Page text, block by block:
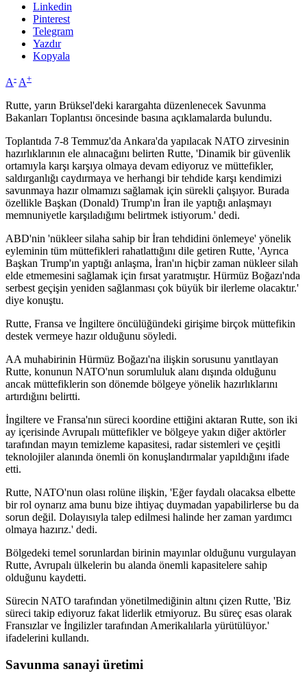
Linkedin
Pinterest
Telegram
Yazdır
Kopyala
A- A+
Rutte, yarın Brüksel'deki karargahta düzenlenecek Savunma
Bakanları Toplantısı öncesinde basına açıklamalarda bulundu.
Toplantıda 7-8 Temmuz'da Ankara'da yapılacak NATO zirvesinin
hazırlıklarının ele alınacağını belirten Rutte, 'Dinamik bir güvenlik
ortamıyla karşı karşıya olmaya devam ediyoruz ve müttefikler,
saldırganlığı caydırmaya ve herhangi bir tehdide karşı kendimizi
savunmaya hazır olmamızı sağlamak için sürekli çalışıyor. Burada
özellikle Başkan (Donald) Trump'ın İran ile yaptığı anlaşmayı
memnuniyetle karşıladığımı belirtmek istiyorum.' dedi.
ABD'nin 'nükleer silaha sahip bir İran tehdidini önlemeye' yönelik
eyleminin tüm müttefikleri rahatlattığını dile getiren Rutte, 'Ayrıca
Başkan Trump'ın yaptığı anlaşma, İran'ın hiçbir zaman nükleer silah
elde etmemesini sağlamak için fırsat yaratmıştır. Hürmüz Boğazı'nda
serbest geçişin yeniden sağlanması çok büyük bir ilerleme olacaktır.'
diye konuştu.
Rutte, Fransa ve İngiltere öncülüğündeki girişime birçok müttefikin
destek vermeye hazır olduğunu söyledi.
AA muhabirinin Hürmüz Boğazı'na ilişkin sorusunu yanıtlayan
Rutte, konunun NATO'nun sorumluluk alanı dışında olduğunu
ancak müttefiklerin son dönemde bölgeye yönelik hazırlıklarını
artırdığını belirtti.
İngiltere ve Fransa'nın süreci koordine ettiğini aktaran Rutte, son iki
ay içerisinde Avrupalı müttefikler ve bölgeye yakın diğer aktörler
tarafından mayın temizleme kapasitesi, radar sistemleri ve çeşitli
teknolojiler alanında önemli ön konuşlandırmalar yapıldığını ifade
etti.
Rutte, NATO'nun olası rolüne ilişkin, 'Eğer faydalı olacaksa elbette
bir rol oynarız ama bunu bize ihtiyaç duymadan yapabilirlerse bu da
sorun değil. Dolayısıyla talep edilmesi halinde her zaman yardımcı
olmaya hazırız.' dedi.
Bölgedeki temel sorunlardan birinin mayınlar olduğunu vurgulayan
Rutte, Avrupalı ülkelerin bu alanda önemli kapasitelere sahip
olduğunu kaydetti.
Sürecin NATO tarafından yönetilmediğinin altını çizen Rutte, 'Biz
süreci takip ediyoruz fakat liderlik etmiyoruz. Bu süreç esas olarak
Fransızlar ve İngilizler tarafından Amerikalılarla yürütülüyor.'
ifadelerini kullandı.
Savunma sanayi üretimi